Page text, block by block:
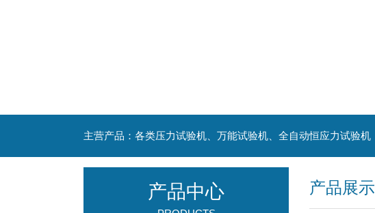
主营产品：各类压力试验机、万能试验机、全自动恒应力试验机
产品展示
产品中心